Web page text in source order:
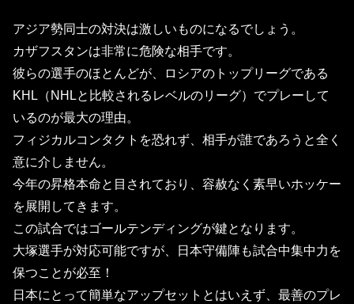
アジア勢同士の対決は激しいものになるでしょう。
カザフスタンは非常に危険な相手です。
彼らの選手のほとんどが、ロシアのトップリーグである
KHL（NHLと比較されるレベルのリーグ）でプレーして
いるのが最大の理由。
フィジカルコンタクトを恐れず、相手が誰であろうと全く
意に介しません。
今年の昇格本命と目されており、容赦なく素早いホッケー
を展開してきます。
この試合ではゴールテンディングが鍵となります。
大塚選手が対応可能ですが、日本守備陣も試合中集中力を
保つことが必至！
日本にとって簡単なアップセットとはいえず、最善のプレ